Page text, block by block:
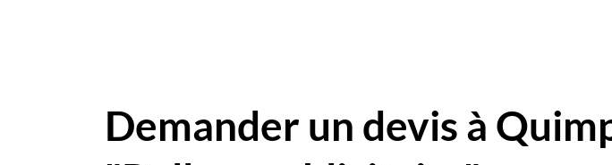
Demander un devis à